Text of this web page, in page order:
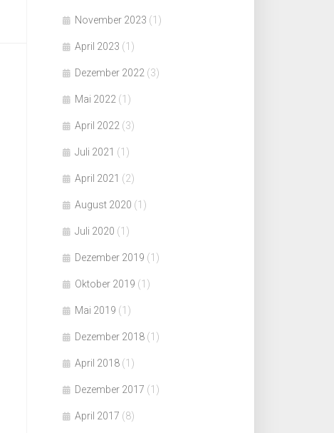
November 2023 (1)
April 2023 (1)
Dezember 2022 (3)
Mai 2022 (1)
April 2022 (3)
Juli 2021 (1)
April 2021 (2)
August 2020 (1)
Juli 2020 (1)
Dezember 2019 (1)
Oktober 2019 (1)
Mai 2019 (1)
Dezember 2018 (1)
April 2018 (1)
Dezember 2017 (1)
April 2017 (8)